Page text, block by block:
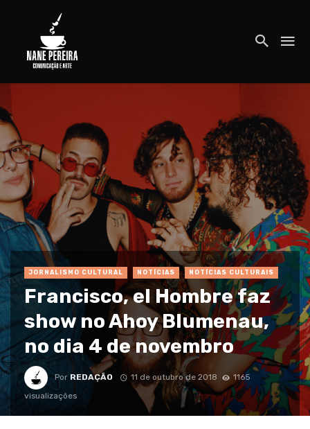
JORNALISMO CULTURAL NOTÍCIAS NOTÍCIAS CULTURAIS
Francisco, el Hombre faz
show no Ahoy Blumenau,
no dia 4 de novembro
Por REDAÇÃO 11 de outubro de 2018
1165
visualizações